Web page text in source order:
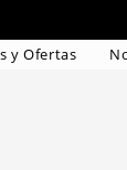
y Ofertas